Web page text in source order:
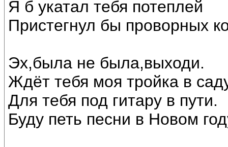
Я б укатал тебя потеплей
Пристегнул бы проворных
Эх,была не была,выходи.
Ждёт тебя моя тройка в
Для тебя под гитару в пути.
Буду петь песни в Новом